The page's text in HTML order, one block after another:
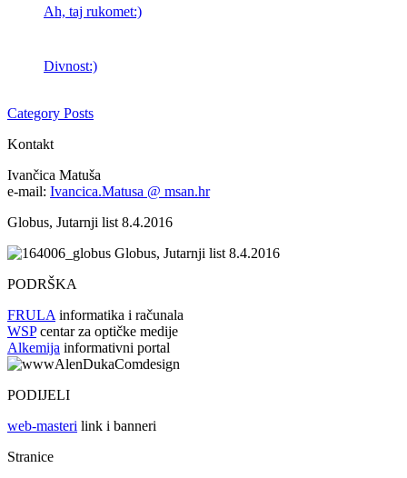
Ah, taj rukomet:)
Divnost:)
Category Posts
Kontakt
Ivančica Matuša
e-mail: Ivancica.Matusa @ msan.hr
Globus, Jutarnji list 8.4.2016
Globus, Jutarnji list 8.4.2016
PODRŠKA
FRULA informatika i računala
WSPcentar za optičke medije
Alkemija informativni portal
PODIJELI
web-masteri link i banneri
Stranice